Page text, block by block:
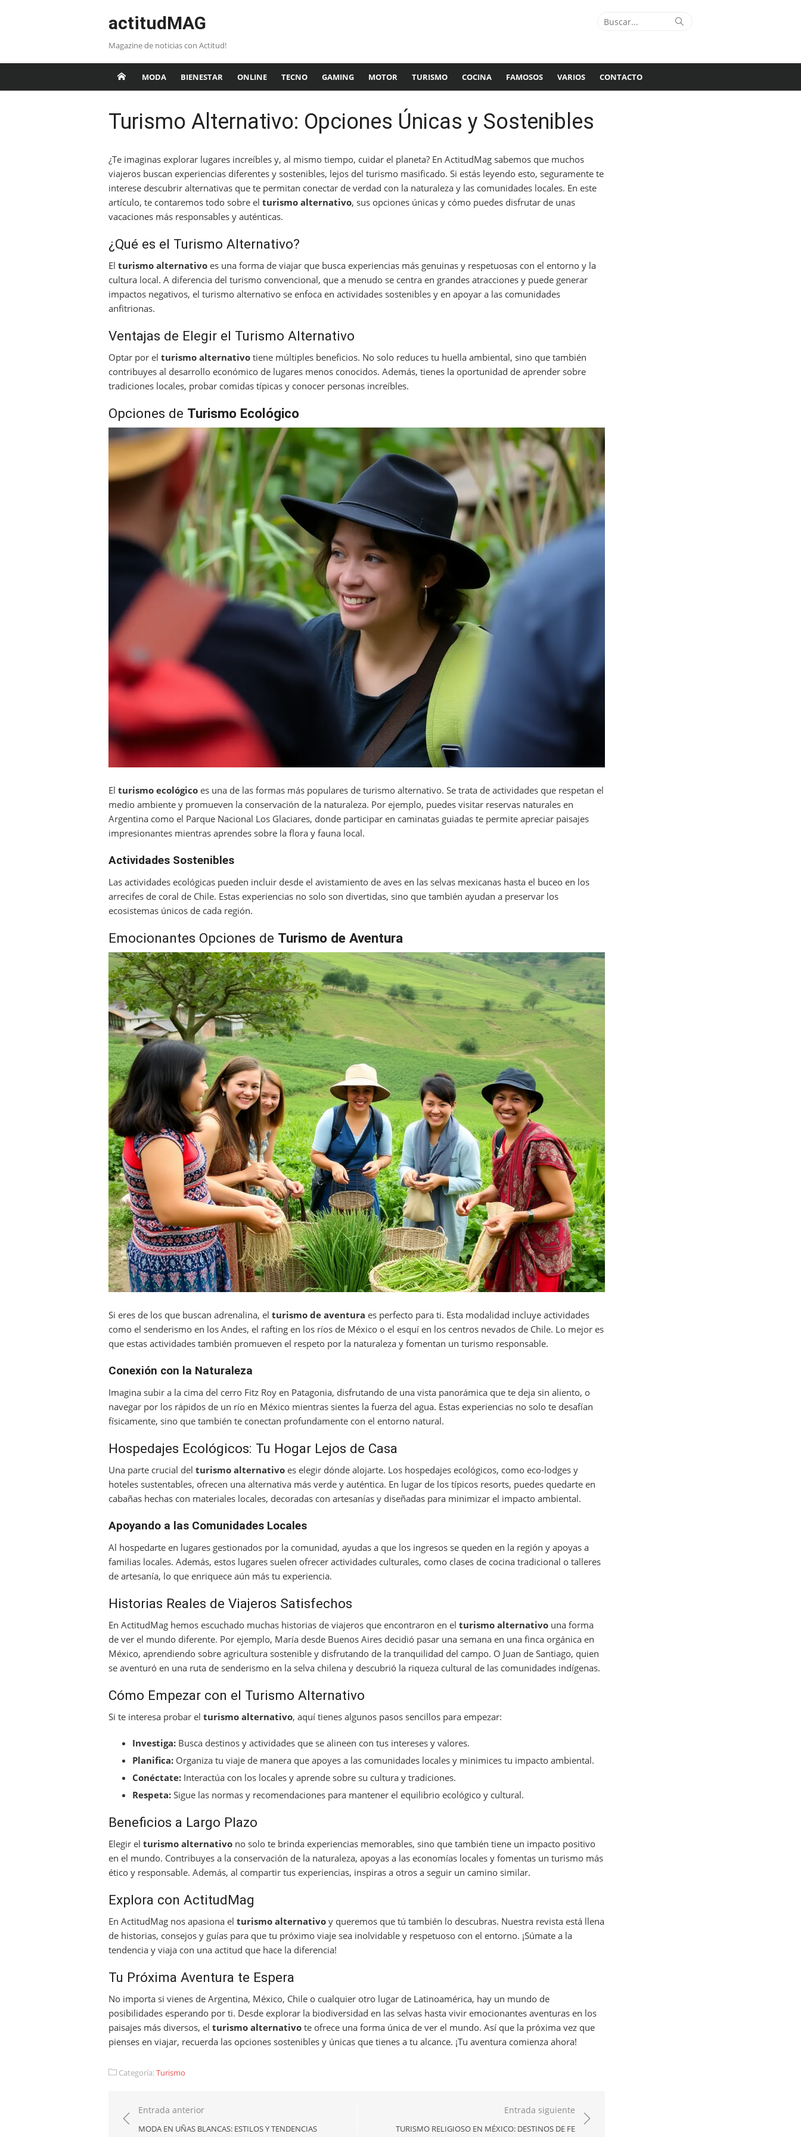
actitudMAG
Magazine de noticias con Actitud!
Buscar: Buscar
MODA BIENESTAR ONLINE TECNO GAMING MOTOR TURISMO COCINA FAMOSOS VARIOS CONTACTO
Turismo Alternativo: Opciones Únicas y Sostenibles
¿Te imaginas explorar lugares increíbles y, al mismo tiempo, cuidar el planeta? En ActitudMag sabemos que muchos
viajeros buscan experiencias diferentes y sostenibles, lejos del turismo masificado. Si estás leyendo esto, seguramente te
interese descubrir alternativas que te permitan conectar de verdad con la naturaleza y las comunidades locales. En este
artículo, te contaremos todo sobre el turismo alternativo, sus opciones únicas y cómo puedes disfrutar de unas
vacaciones más responsables y auténticas.
¿Qué es el Turismo Alternativo?
El turismo alternativo es una forma de viajar que busca experiencias más genuinas y respetuosas con el entorno y la
cultura local. A diferencia del turismo convencional, que a menudo se centra en grandes atracciones y puede generar
impactos negativos, el turismo alternativo se enfoca en actividades sostenibles y en apoyar a las comunidades
anfitrionas.
Ventajas de Elegir el Turismo Alternativo
Optar por el turismo alternativo tiene múltiples beneficios. No solo reduces tu huella ambiental, sino que también
contribuyes al desarrollo económico de lugares menos conocidos. Además, tienes la oportunidad de aprender sobre
tradiciones locales, probar comidas típicas y conocer personas increíbles.
Opciones de Turismo Ecológico
El turismo ecológico es una de las formas más populares de turismo alternativo. Se trata de actividades que respetan el
medio ambiente y promueven la conservación de la naturaleza. Por ejemplo, puedes visitar reservas naturales en
Argentina como el Parque Nacional Los Glaciares, donde participar en caminatas guiadas te permite apreciar paisajes
impresionantes mientras aprendes sobre la flora y fauna local.
Actividades Sostenibles
Las actividades ecológicas pueden incluir desde el avistamiento de aves en las selvas mexicanas hasta el buceo en los
arrecifes de coral de Chile. Estas experiencias no solo son divertidas, sino que también ayudan a preservar los
ecosistemas únicos de cada región.
Emocionantes Opciones de Turismo de Aventura
Si eres de los que buscan adrenalina, el turismo de aventura es perfecto para ti. Esta modalidad incluye actividades
como el senderismo en los Andes, el rafting en los ríos de México o el esquí en los centros nevados de Chile. Lo mejor es
que estas actividades también promueven el respeto por la naturaleza y fomentan un turismo responsable.
Conexión con la Naturaleza
Imagina subir a la cima del cerro Fitz Roy en Patagonia, disfrutando de una vista panorámica que te deja sin aliento, o
navegar por los rápidos de un río en México mientras sientes la fuerza del agua. Estas experiencias no solo te desafían
físicamente, sino que también te conectan profundamente con el entorno natural.
Hospedajes Ecológicos: Tu Hogar Lejos de Casa
Una parte crucial del turismo alternativo es elegir dónde alojarte. Los hospedajes ecológicos, como eco-lodges y
hoteles sustentables, ofrecen una alternativa más verde y auténtica. En lugar de los típicos resorts, puedes quedarte en
cabañas hechas con materiales locales, decoradas con artesanías y diseñadas para minimizar el impacto ambiental.
Apoyando a las Comunidades Locales
Al hospedarte en lugares gestionados por la comunidad, ayudas a que los ingresos se queden en la región y apoyas a
familias locales. Además, estos lugares suelen ofrecer actividades culturales, como clases de cocina tradicional o talleres
de artesanía, lo que enriquece aún más tu experiencia.
Historias Reales de Viajeros Satisfechos
En ActitudMag hemos escuchado muchas historias de viajeros que encontraron en el turismo alternativo una forma
de ver el mundo diferente. Por ejemplo, María desde Buenos Aires decidió pasar una semana en una finca orgánica en
México, aprendiendo sobre agricultura sostenible y disfrutando de la tranquilidad del campo. O Juan de Santiago, quien
se aventuró en una ruta de senderismo en la selva chilena y descubrió la riqueza cultural de las comunidades indígenas.
Cómo Empezar con el Turismo Alternativo
Si te interesa probar el turismo alternativo, aquí tienes algunos pasos sencillos para empezar:
Investiga: Busca destinos y actividades que se alineen con tus intereses y valores.
Planifica: Organiza tu viaje de manera que apoyes a las comunidades locales y minimices tu impacto ambiental.
Conéctate: Interactúa con los locales y aprende sobre su cultura y tradiciones.
Respeta: Sigue las normas y recomendaciones para mantener el equilibrio ecológico y cultural.
Beneficios a Largo Plazo
Elegir el turismo alternativo no solo te brinda experiencias memorables, sino que también tiene un impacto positivo
en el mundo. Contribuyes a la conservación de la naturaleza, apoyas a las economías locales y fomentas un turismo más
ético y responsable. Además, al compartir tus experiencias, inspiras a otros a seguir un camino similar.
Explora con ActitudMag
En ActitudMag nos apasiona el turismo alternativo y queremos que tú también lo descubras. Nuestra revista está llena
de historias, consejos y guías para que tu próximo viaje sea inolvidable y respetuoso con el entorno. ¡Súmate a la
tendencia y viaja con una actitud que hace la diferencia!
Tu Próxima Aventura te Espera
No importa si vienes de Argentina, México, Chile o cualquier otro lugar de Latinoamérica, hay un mundo de
posibilidades esperando por ti. Desde explorar la biodiversidad en las selvas hasta vivir emocionantes aventuras en los
paisajes más diversos, el turismo alternativo te ofrece una forma única de ver el mundo. Así que la próxima vez que
pienses en viajar, recuerda las opciones sostenibles y únicas que tienes a tu alcance. ¡Tu aventura comienza ahora!
Categoría:Turismo
Navegación
de
Entrada anterior
MODA EN UÑAS BLANCAS: ESTILOS Y TENDENCIAS
Entrada siguiente
TURISMO RELIGIOSO EN MÉXICO: DESTINOS DE FE